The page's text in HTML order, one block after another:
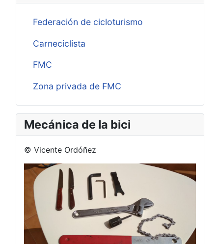
Federación de cicloturismo
Carneciclista
FMC
Zona privada de FMC
Mecánica de la bici
© Vicente Ordóñez